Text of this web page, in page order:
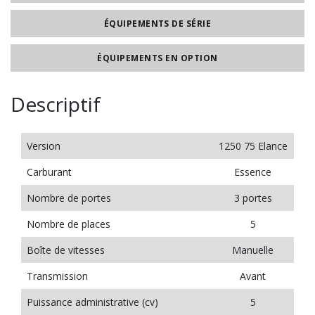
ÉQUIPEMENTS DE SÉRIE
ÉQUIPEMENTS EN OPTION
Descriptif
Version
1250 75 Elance
Carburant
Essence
Nombre de portes
3 portes
Nombre de places
5
Boîte de vitesses
Manuelle
Transmission
Avant
Puissance administrative (cv)
5